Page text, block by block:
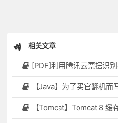
相关文章
[PDF]利用腾讯云票据识别接口
【Java】为了买官翻机而写的代
【Tomcat】Tomcat 8 缓存